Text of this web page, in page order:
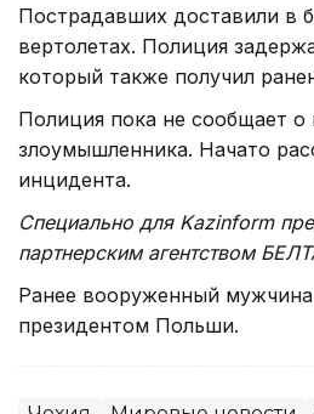
Пострадавших доставили в
вертолетах. Полиция
который также получил
Полиция пока не сообщает о
злоумышленника. Начато
инцидента.
Специально для Kazinform
партнерским агентством
Ранее вооруженный мужчина
президентом Польши.